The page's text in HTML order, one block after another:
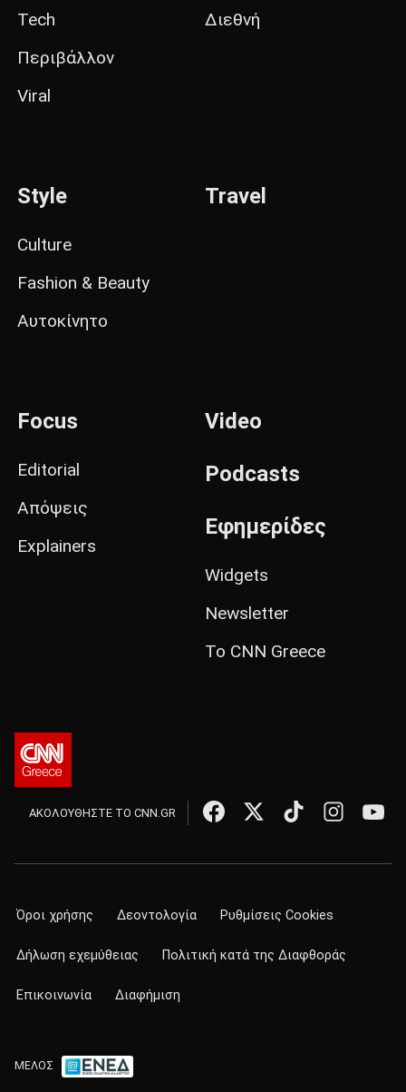
Tech
Περιβάλλον
Viral
Διεθνή
Style
Culture
Fashion & Beauty
Αυτοκίνητο
Travel
Focus
Editorial
Απόψεις
Explainers
Video
Podcasts
Εφημερίδες
Widgets
Newsletter
Το CNN Greece
ΑΚΟΛΟΥΘΗΣΤΕ ΤΟ CNN.GR
Όροι χρήσης Δεοντολογία Ρυθμίσεις Cookies
Δήλωση εχεμύθειας Πολιτική κατά της Διαφθοράς
Επικοινωνία Διαφήμιση
ΜΕΛΟΣ